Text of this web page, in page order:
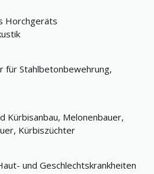
Horchgeräts
für Stahlbetonbewehrung,
Kürbisanbau, Melonenbauer,
Kürbiszüchter
und Geschlechtskrankheiten